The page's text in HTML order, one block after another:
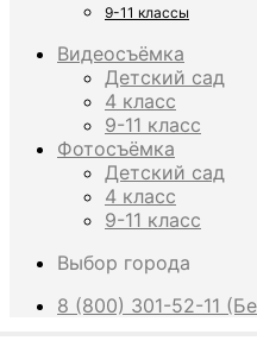
9-11 классы
Видеосъёмка
Детский сад
4 класс
9-11 класс
Фотосъёмка
Детский сад
4 класс
9-11 класс
Выбор города
8 (800) 301-52-11